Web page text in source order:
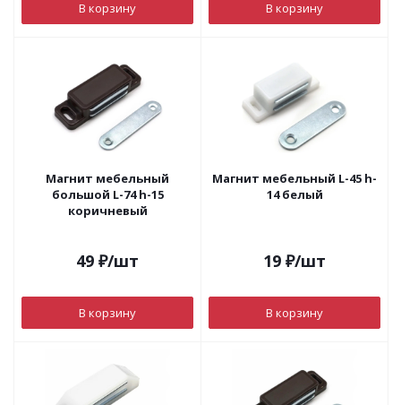
В корзину В корзину
Магнит мебельный
большой L-74 h-15
коричневый
49 ₽/шт
В корзину
Магнит мебельный L-45 h-
14 белый
19 ₽/шт
В корзину